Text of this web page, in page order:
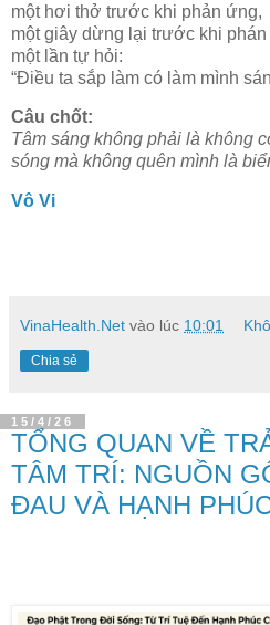
một hơi thở trước khi phản ứng,
một giây dừng lại trước khi phán
một lần tự hỏi:
“Điều ta sắp làm có làm mình
Câu chốt:
Tâm sáng không phải là không
sóng mà không quên mình là
Vô Vi
VinaHealth.Net vào lúc 10:01
Chia sẻ
15/4/26
TỔNG QUAN VỀ
TÂM TRÍ: NGUỒN
ĐAU VÀ HẠNH